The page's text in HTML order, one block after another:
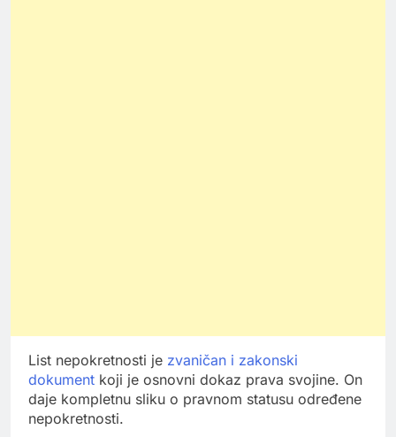
List nepokretnosti je zvaničan i zakonski
dokument koji je osnovni dokaz prava svojine. On
daje kompletnu sliku o pravnom statusu određene
nepokretnosti.